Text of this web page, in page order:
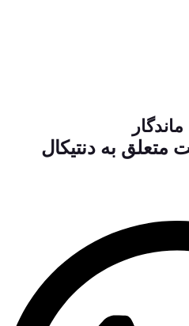
متعلق به دنتیکال